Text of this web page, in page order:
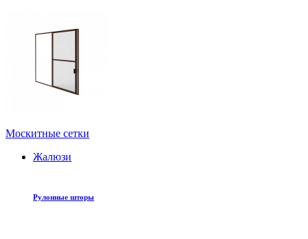
Москитные сетки
Жалюзи
Рулонные шторы